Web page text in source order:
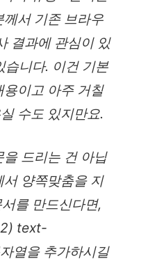
께서 기존 브라우
결과에 관심이 있
습니다. 이건 기본
용이고 아주 거칠
수도 있지만요.
드리는 건 아닙
양쪽맞춤을 지
를 만드신다면,
2) text-
열을 추가하시길